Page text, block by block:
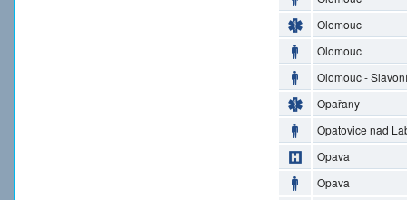
Olomouc
Olomouc
Olomouc -
Opařany
Opatovice nad
Opava
Opava